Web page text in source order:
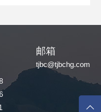
邮箱
tjbc@tjbchg.com